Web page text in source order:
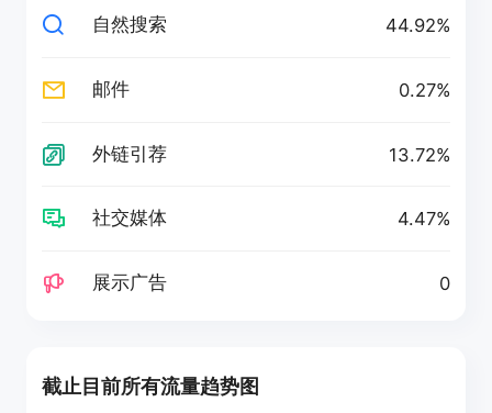
自然搜索 44.92%
邮件 0.27%
外链引荐 13.72%
社交媒体 4.47%
展示广告 0
截止目前所有流量趋势图